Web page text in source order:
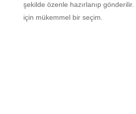
şekilde özenle hazırlanıp
için mükemmel bir seçim.